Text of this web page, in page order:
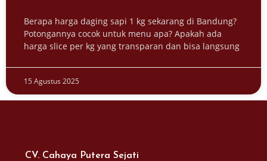
Berapa harga daging sapi 1 kg sekarang di Bandung?
Potongannya cocok untuk menu apa? Apakah ada
harga slice per kg yang transparan dan bisa langsung
15 Agustus 2025
CV. Cahaya Putera Sejati